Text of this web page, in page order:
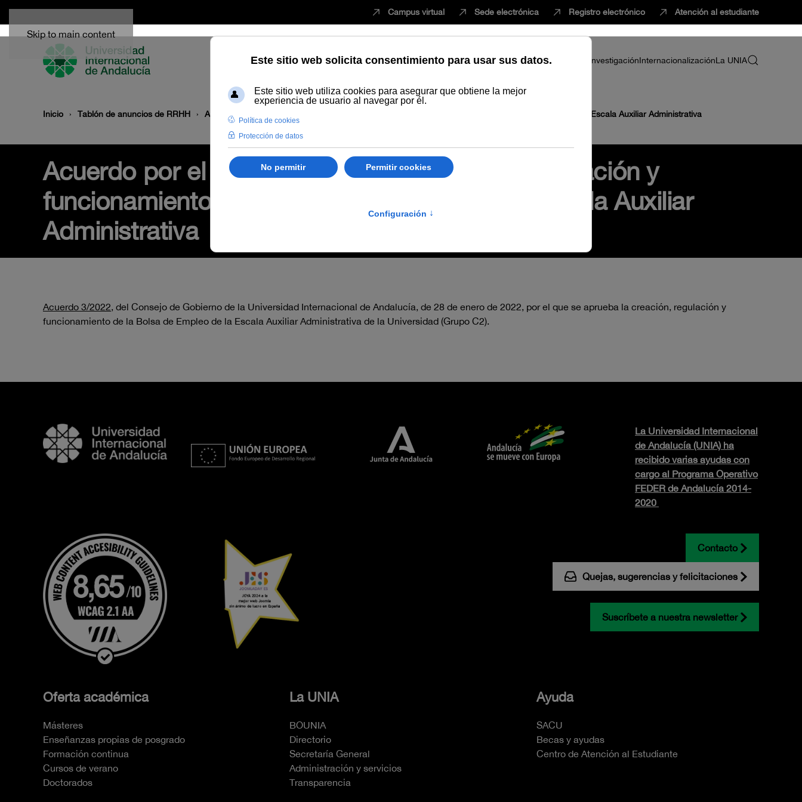
Skip to main content
Campus virtual Sede electrónica Registro electrónico Atención al estudiante
EstudiarInnovaciónVida universitariaProfesorado InvestigaciónInternacionalizaciónLa UNIA
Inicio Tablón de anuncios de RRHH Acuerdo por el que se aprueba la creación, regulación y funcionamiento de la Bolsa de Empleo de la Escala Auxiliar Administrativa
Acuerdo por el que se aprueba la creación, regulación y
funcionamiento de la Bolsa de Empleo de la Escala Auxiliar
Administrativa
Acuerdo 3/2022, del Consejo de Gobierno de la Universidad Internacional de Andalucía, de 28 de enero de 2022, por el que se aprueba la creación, regulación y
funcionamiento de la Bolsa de Empleo de la Escala AuxiliarAdministrativa de la Universidad (Grupo C2).
La Universidad Internacional
de Andalucía (UNIA) ha
recibido varias ayudas con
cargo al Programa Operativo
FEDER de Andalucía 2014-
2020
Contacto
Quejas, sugerencias y felicitaciones
Suscríbete a nuestra newsletter
Oferta académica
Másteres
Enseñanzas propias de posgrado
Formación continua
Cursos de verano
Doctorados
La UNIA
BOUNIA
Directorio
Secretaría General
Administración y servicios
Transparencia
Ayuda
SACU
Becas y ayudas
Centro de Atención al Estudiante